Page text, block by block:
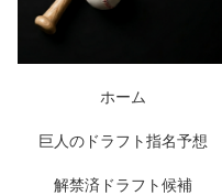
ホーム
巨人のドラフト指名予想
解禁済ドラフト候補